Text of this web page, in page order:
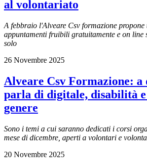
al volontariato
A febbraio l'Alveare Csv formazione
appuntamenti fruibili gratuitamente e on line
solo
26 Novembre 2025
Alveare Csv Formazione: a
parla di digitale, disabilità
genere
Sono i temi a cui saranno dedicati i corsi
mese di dicembre, aperti a volontari e
20 Novembre 2025